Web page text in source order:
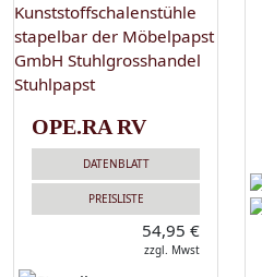
OPE.RA RV
DATENBLATT
PREISLISTE
54,95 €
zzgl. Mwst